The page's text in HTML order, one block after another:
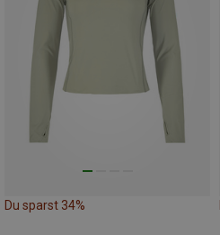
Du sparst 34%